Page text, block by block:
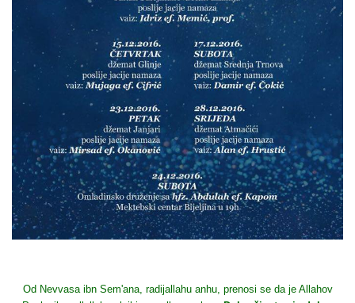
Od Nevvasa ibn Sem'ana, radijallahu anhu, prenosi se da je Allahov